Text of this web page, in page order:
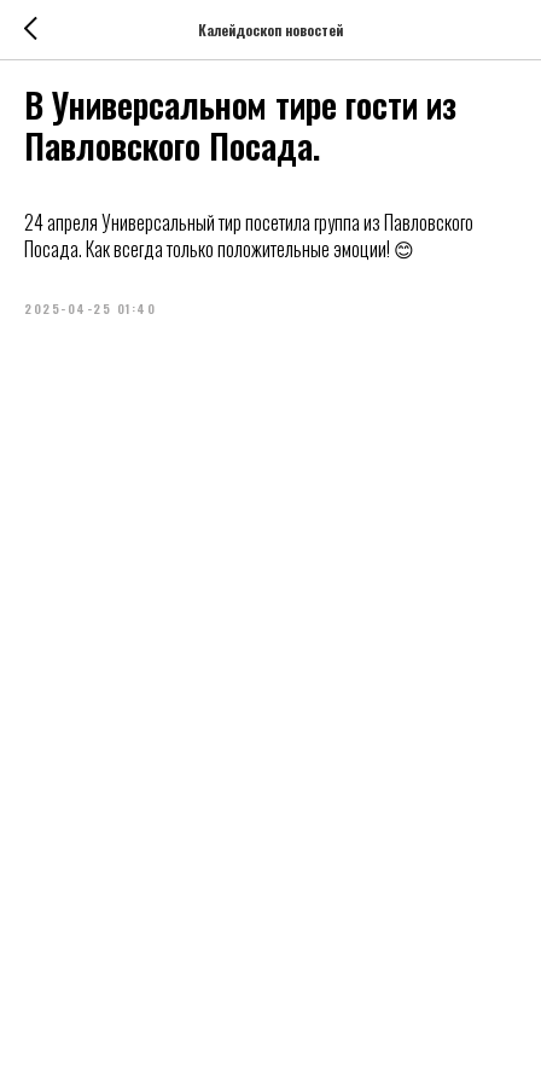
Калейдоскоп новостей
В Универсальном тире гости из
Павловского Посада.
24 апреля Универсальный тир посетила группа из Павловского
Посада. Как всегда только положительные эмоции! 😊
2025-04-25 01:40